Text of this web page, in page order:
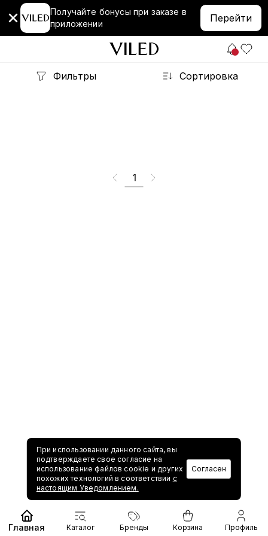
Получайте бонусы при заказе в
приложении
Перейти
Фильтры Сортировка
1
При использовании данного сайта, вы
подтверждаете свое согласие на
использование файлов cookie и других
похожих технологий в соответствии с
настоящим Уведомлением.
Согласен
Главная Каталог Бренды Корзина Профиль